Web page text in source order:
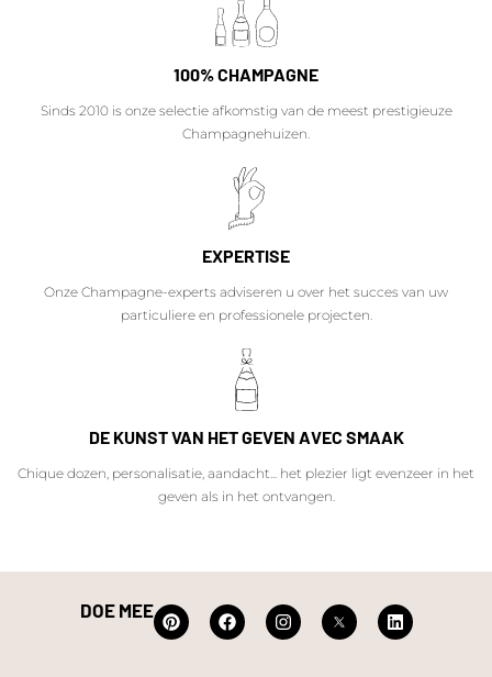
100% CHAMPAGNE
Sinds 2010 is onze selectie afkomstig van de meest prestigieuze
Champagnehuizen.
EXPERTISE
Onze Champagne-experts adviseren u over het succes van uw
particuliere en professionele projecten.
DE KUNST VAN HET GEVEN AVEC SMAAK
Chique dozen, personalisatie, aandacht... het plezier ligt evenzeer in het
geven als in het ontvangen.
DOE MEE